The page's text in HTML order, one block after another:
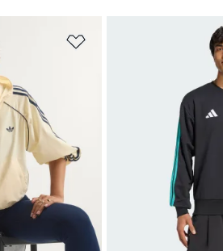
Añadir a la lista de